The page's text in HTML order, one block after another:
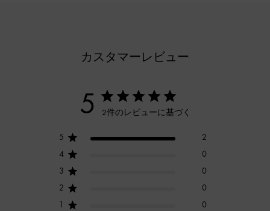
カスタマーレビュー
5 2件のレビューに基づく
5
2
4
0
3
0
2
0
1
0